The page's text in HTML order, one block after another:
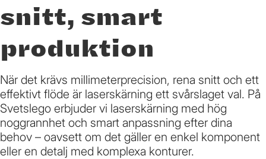
snitt, smart
produktion
När det krävs millimeterprecision, rena snitt och ett
effektivt flöde är laserskärning ett svårslaget val. På
Svetslego erbjuder vi laserskärning med hög
noggrannhet och smart anpassning efter dina
behov – oavsett om det gäller en enkel komponent
eller en detalj med komplexa konturer.